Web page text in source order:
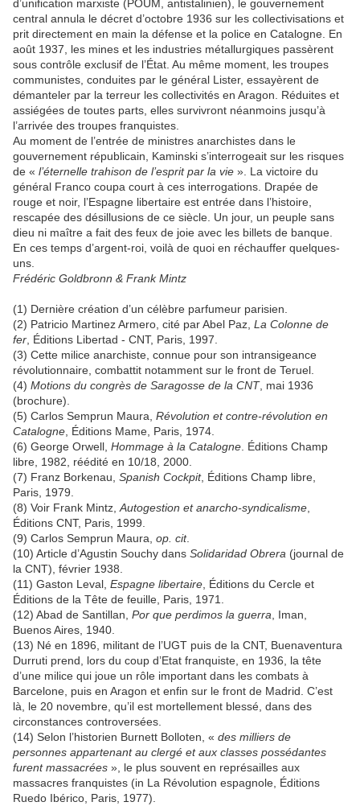
d’unification marxiste (POUM, antistalinien), le gouvernement
central annula le décret d’octobre 1936 sur les collectivisations et
prit directement en main la défense et la police en Catalogne. En
août 1937, les mines et les industries métallurgiques passèrent
sous contrôle exclusif de l’État. Au même moment, les troupes
communistes, conduites par le général Lister, essayèrent de
démanteler par la terreur les collectivités en Aragon. Réduites et
assiégées de toutes parts, elles survivront néanmoins jusqu’à
l’arrivée des troupes franquistes.
Au moment de l’entrée de ministres anarchistes dans le
gouvernement républicain, Kaminski s’interrogeait sur les risques
de « l’éternelle trahison de l’esprit par la vie ». La victoire du
général Franco coupa court à ces interrogations. Drapée de
rouge et noir, l’Espagne libertaire est entrée dans l’histoire,
rescapée des désillusions de ce siècle. Un jour, un peuple sans
dieu ni maître a fait des feux de joie avec les billets de banque.
En ces temps d’argent-roi, voilà de quoi en réchauffer quelques-
uns.
Frédéric Goldbronn & Frank Mintz
(1) Dernière création d’un célèbre parfumeur parisien.
(2) Patricio Martinez Armero, cité par Abel Paz, La Colonne de
fer , Éditions Libertad - CNT, Paris, 1997.
(3) Cette milice anarchiste, connue pour son intransigeance
révolutionnaire, combattit notamment sur le front de Teruel.
(4) Motions du congrès de Saragosse de la CNT, mai 1936
(brochure).
(5) Carlos Semprun Maura, Révolution et contre-révolution en
Catalogne , Éditions Mame, Paris, 1974.
(6) George Orwell, Hommage à la Catalogne . Éditions Champ
libre, 1982, réédité en 10/18, 2000.
(7) Franz Borkenau, Spanish Cockpit, Éditions Champ libre,
Paris, 1979.
(8) Voir Frank Mintz, Autogestion et anarcho-syndicalisme
Éditions CNT, Paris, 1999.
(9) Carlos Semprun Maura, op. cit.
(10) Article d’Agustin Souchy dans Solidaridad Obrera (journal de
la CNT), février 1938.
(11) Gaston Leval, Espagne libertaire , Éditions du Cercle et
Éditions de la Tête de feuille, Paris, 1971.
(12) Abad de Santillan, Por que perdimos la guerra , Iman,
Buenos Aires, 1940.
(13) Né en 1896, militant de l’UGT puis de la CNT, Buenaventura
Durruti prend, lors du coup d’Etat franquiste, en 1936, la tête
d’une milice qui joue un rôle important dans les combats à
Barcelone, puis en Aragon et enfin sur le front de Madrid. C’est
là, le 20 novembre, qu’il est mortellement blessé, dans des
circonstances controversées.
(14) Selon l’historien Burnett Bolloten, « des milliers de
personnes appartenant au clergé et aux classes possédantes
furent massacrées », le plus souvent en représailles aux
massacres franquistes (in La Révolution espagnole, Éditions
Ruedo Ibérico, Paris, 1977).